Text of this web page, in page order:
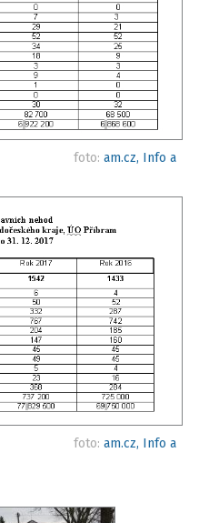
foto: am.cz, Info a
foto: am.cz, Info a